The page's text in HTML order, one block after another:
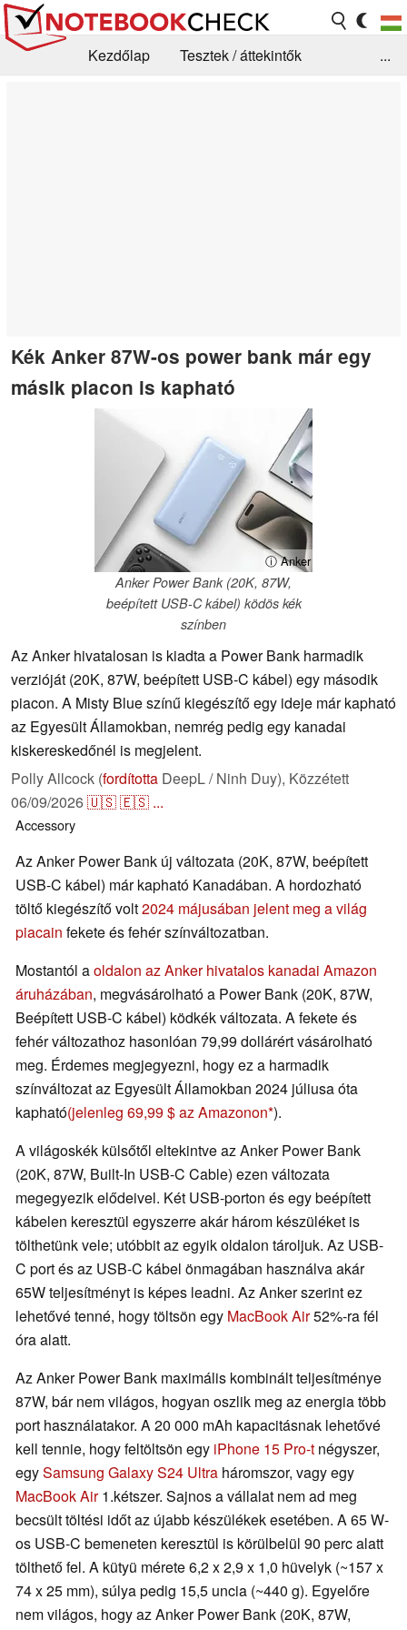
Kezdőlap
Tesztek / áttekintők
...
Kék Anker 87W-os power bank már egy
másik piacon is kapható
ⓘ Anker
Anker Power Bank (20K, 87W,
beépített USB-C kábel) ködös kék
színben
Az Anker hivatalosan is kiadta a Power Bank harmadik
verzióját (20K, 87W, beépített USB-C kábel) egy második
piacon. A Misty Blue színű kiegészítő egy ideje már kapható
az Egyesült Államokban, nemrég pedig egy kanadai
kiskereskedőnél is megjelent.
Polly Allcock (fordította DeepL / Ninh Duy), Közzétett
06/09/2026🇺🇸🇪🇸 ...
Accessory
Az Anker Power Bank új változata (20K, 87W, beépített
USB-C kábel) már kapható Kanadában. A hordozható
töltő kiegészítő volt2024 májusában jelent meg a világ
piacain fekete és fehér színváltozatban.
Mostantól aoldalon az Anker hivatalos kanadai Amazon
áruházában, megvásárolható a Power Bank (20K, 87W,
Beépített USB-C kábel) ködkék változata. A fekete és
fehér változathoz hasonlóan 79,99 dollárért vásárolható
meg. Érdemes megjegyezni, hogy ez a harmadik
színváltozat az Egyesült Államokban 2024 júliusa óta
kapható(jelenleg 69,99 $ az Amazonon ).
A világoskék külsőtől eltekintve az Anker Power Bank
(20K, 87W, Built-In USB-C Cable) ezen változata
megegyezik elődeivel. Két USB-porton és egy beépített
kábelen keresztül egyszerre akár három készüléket is
tölthetünk vele; utóbbit az egyik oldalon tároljuk. Az USB-
C port és az USB-C kábel önmagában használva akár
65W teljesítményt is képes leadni. Az Anker szerint ez
lehetővé tenné, hogy töltsön egy MacBook Air52%-ra fél
óra alatt.
Az Anker Power Bank maximális kombinált teljesítménye
87W, bár nem világos, hogyan oszlik meg az energia több
port használatakor. A 20 000 mAh kapacitásnak lehetővé
kell tennie, hogy feltöltsön egy iPhone 15 Pro-t négyszer,
egySamsung Galaxy S24 Ultra háromszor, vagy egy
MacBook Air1.kétszer. Sajnos a vállalat nem ad meg
becsült töltési időt az újabb készülékek esetében. A 65 W-
os USB-C bemeneten keresztül is körülbelül 90 perc alatt
tölthető fel. A kütyü mérete 6,2 x 2,9 x 1,0 hüvelyk (~157 x
74 x 25 mm), súlya pedig 15,5 uncia (~440 g). Egyelőre
nem világos, hogy az Anker Power Bank (20K, 87W,